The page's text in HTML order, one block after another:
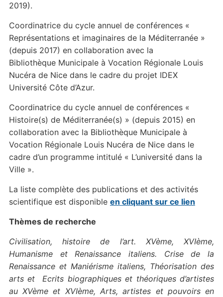
2019).
Coordinatrice du cycle annuel de conférences «
Représentations et imaginaires de la Méditerranée »
(depuis 2017) en collaboration avec la
Bibliothèque Municipale à Vocation Régionale Louis
Nucéra de Nice dans le cadre du projet IDEX
Université Côte d’Azur.
Coordinatrice du cycle annuel de conférences «
Histoire(s) de Méditerranée(s) » (depuis 2015) en
collaboration avec la Bibliothèque Municipale à
Vocation Régionale Louis Nucéra de Nice dans le
cadre d’un programme intitulé « L’université dans la
Ville ».
La liste complète des publications et des activités
scientifique est disponible en cliquant sur ce lien
Thèmes de recherche
Civilisation, histoire de l’art. XVème, XVIème,
Humanisme et Renaissance italiens. Crise de la
Renaissance et Maniérisme italiens, Théorisation des
arts et Ecrits biographiques et théoriques d’artistes
au XVème et XVIème, Arts, artistes et pouvoirs en